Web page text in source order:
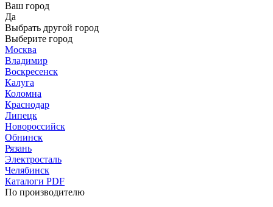
Ваш город
Да
Выбрать другой город
Выберите город
Москва
Владимир
Воскресенск
Калуга
Коломна
Краснодар
Липецк
Новороссийск
Обнинск
Рязань
Электросталь
Челябинск
Каталоги PDF
По производителю